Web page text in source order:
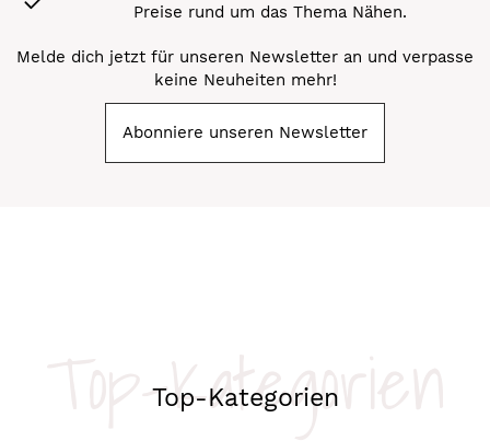
Preise rund um das Thema Nähen.
Melde dich jetzt für unseren Newsletter an und verpasse
keine Neuheiten mehr!
Abonniere unseren Newsletter
Top-Kategorien
Top-Kategorien